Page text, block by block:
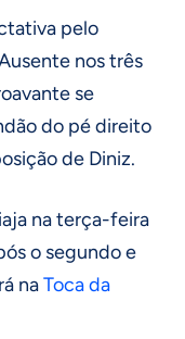
pelo
nos três
se
do pé direito
de Diniz.
na terça-feira
o segundo e
naToca da